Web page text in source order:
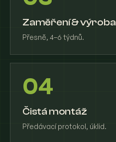
Zaměření & výroba
Přesně, 4–6 týdnů.
04
Čistá montáž
Předávací protokol, úklid.